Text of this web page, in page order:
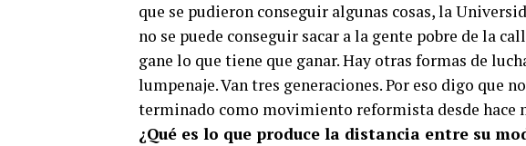
que se pudieron conseguir algunas cosas, la
no se puede conseguir sacar a la gente pobre de la
gane lo que tiene que ganar. Hay otras formas de
lumpenaje. Van tres generaciones. Por eso digo que
terminado como movimiento reformista desde hace
¿Qué es lo que produce la distancia entre su